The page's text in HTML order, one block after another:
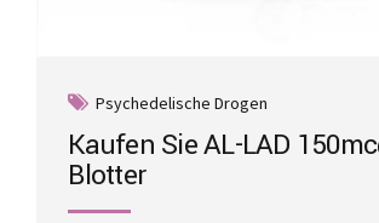
Psychedelische Drogen
Kaufen Sie AL-LAD
Blotter